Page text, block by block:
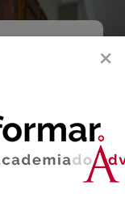
Menu
–
×